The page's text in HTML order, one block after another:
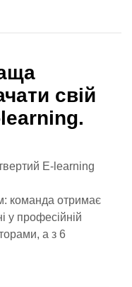
свій
E-learning
команда отримає
у професійній
а з 6